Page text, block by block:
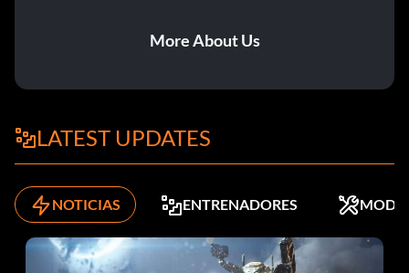
More About Us
LATEST UPDATES
NOTICIAS ENTRENADORES MODS